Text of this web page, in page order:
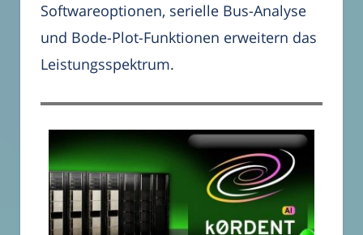
Softwareoptionen, serielle Bus-Analyse
und Bode-Plot-Funktionen erweitern das
Leistungsspektrum.